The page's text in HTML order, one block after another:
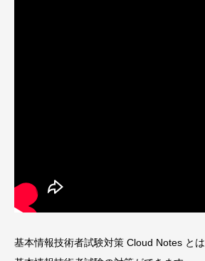
基本情報技術者試験対策 Cloud Notes とは